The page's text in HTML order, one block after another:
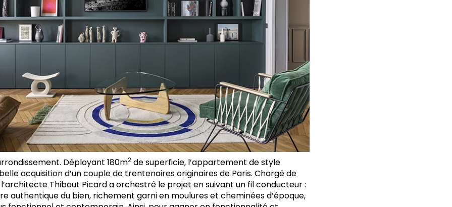
Déployant 180m2 de superficie, l’appartement de style
acquisition d’un couple de trentenaires originaires de Paris. Chargé de
Thibaut Picard a orchestré le projet en suivant un fil conducteur :
authentique du bien, richement garni en moulures et cheminées d’époque,